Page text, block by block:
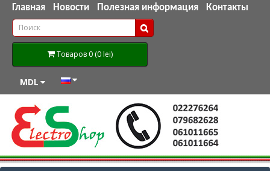
Главная Новости Полезная информация Контакты
Товаров 0 (0 lei)
MDL